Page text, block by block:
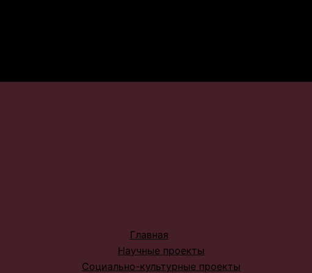
Главная
Научные проекты
Социально-культурные проекты